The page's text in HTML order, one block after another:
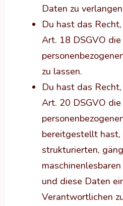
Daten zu
Du hast das
Art. 18 DSGVO
zu lassen.
Du hast das
Art. 20 DSGVO
bereitgestellt hast,
strukturierten,
und diese Daten
Verantwortlichen